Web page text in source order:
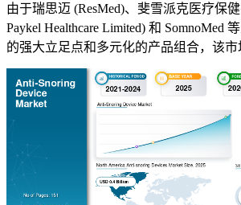
由于瑞思迈 (ResMed)、斐雪派克医疗保
Paykel Healthcare Limited) 和 SomnoMed
的强大立足点和多元化的产品组合，该市